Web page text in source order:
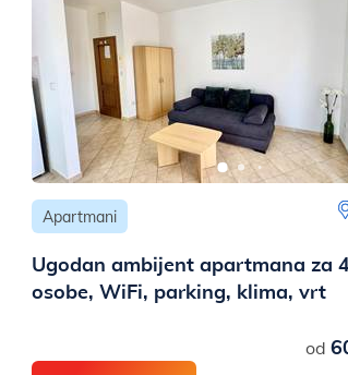
Apartmani
Ugodan ambijent apartmana za
osobe, WiFi, parking, klima, vrt
od